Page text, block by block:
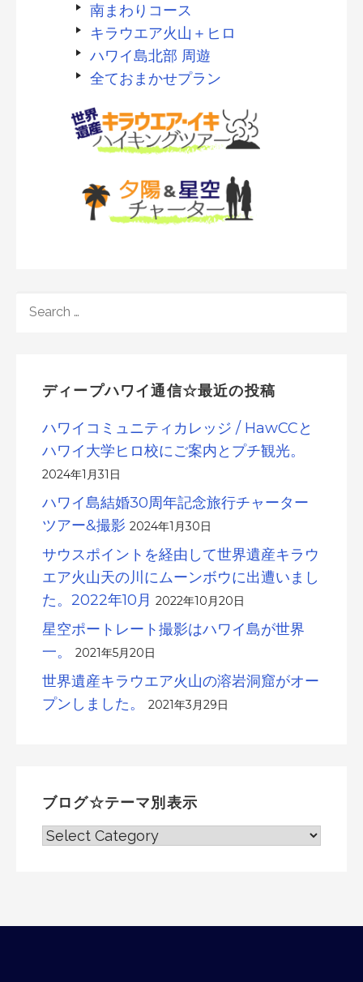
南まわりコース
キラウエア火山＋ヒロ
ハワイ島北部 周遊
全ておまかせプラン
FOR:
ディープハワイ通信☆最近の投稿
ハワイコミュニティカレッジ / HawCCと
ハワイ大学ヒロ校にご案内とプチ観光。
2024年1月31日
ハワイ島結婚30周年記念旅行チャーター
ツアー&撮影 2024年1月30日
サウスポイントを経由して世界遺産キラウ
エア火山天の川にムーンボウに出遭いまし
た。2022年10月 2022年10月20日
星空ポートレート撮影はハワイ島が世界
一。
2021年5月20日
世界遺産キラウエア火山の溶岩洞窟がオー
プンしました。
2021年3月29日
ブログ☆テーマ別表示
ブ
ー